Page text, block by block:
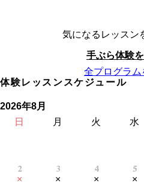
気になるレッスン
手ぶら体験
全プログラム
体験レッスンスケジュール
2026年8月
日
月 火 水
2
×
3
×
4
×
5
×